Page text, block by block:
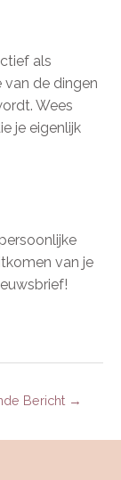
als
van de dingen
Wees
je eigenlijk
van je
Bericht →